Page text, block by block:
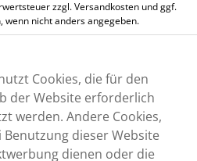
zzgl.Versandkosten und ggf.
wenn nicht anders angegeben.
Cookies, die für den
der Website erforderlich
werden. Andere Cookies,
dieser Website
dienen oder die